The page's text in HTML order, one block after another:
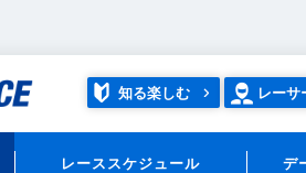
知る楽しむ レーサ
レーススケジュール デ